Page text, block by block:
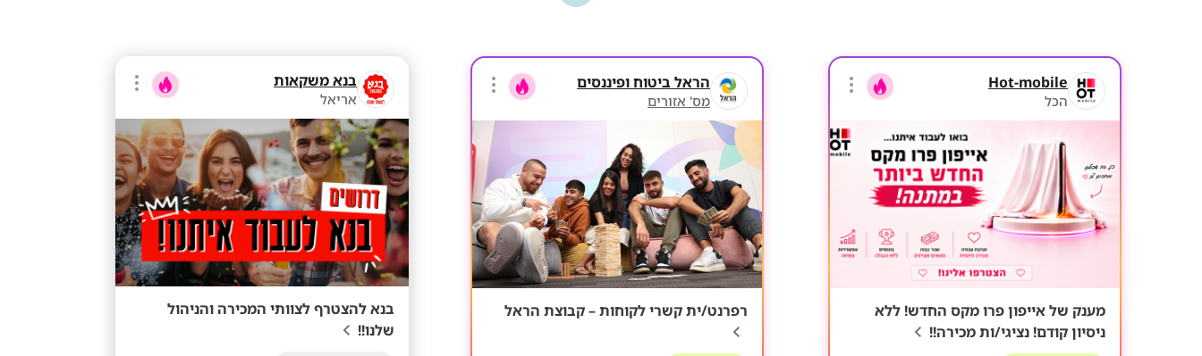
Hot-mobile
הכל
מענק של אייפון פרו מקס החדש! ללא
ניסיון קודם! נציגי/ות מכירה!!
הראל ביטוח ופיננסים
מס' אזורים
רפרנט/ית קשרי לקוחות – קבוצת הראל
בנא משקאות
אריאל
בנא להצטרף לצוותי המכירה והניהול
שלנו!!